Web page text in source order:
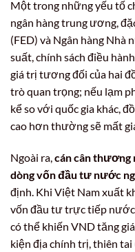
Một trong những yếu tố
ngân hàng trung ương,
(FED) và Ngân hàng Nhà
suất, chính sách điều
giá trị tương đối của hai
trò quan trọng; nếu lạm
kể so với quốc gia khác,
cao hơn thường sẽ mất
Ngoài ra, cán cân thương
dòng vốn đầu tư nước
định. Khi Việt Nam xuất
vốn đầu tư trực tiếp nước
có thể khiến VND tăng
kiện địa chính trị, thiên